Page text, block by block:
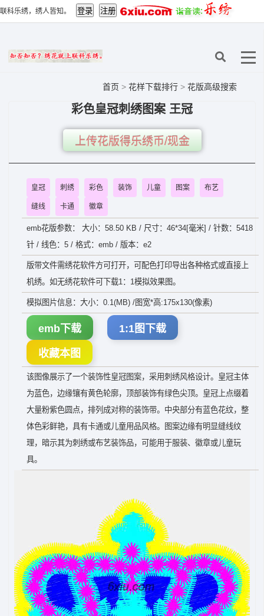
联科乐绣，绣人皆知。
首页 > 花样下载排行 > 花版高级搜索
彩色皇冠刺绣图案 王冠
上传花版得乐绣币/现金
皇冠 刺绣 彩色 装饰 儿童 图案 布艺
缝线 卡通 徽章
emb花版参数： 大小：58.50 KB / 尺寸：46*34[毫米] / 针数：5418
针 / 线色：5 / 格式：emb / 版本：e2
版带文件需绣花软件方可打开，可配色打印导出各种格式或直接上
机绣。如无绣花软件可下载1：1模拟效果图。
模拟图片信息：大小：0.1(MB) /图宽*高:175x130(像素)
emb下载 1:1图下载
收藏本图
该图像展示了一个装饰性皇冠图案，采用刺绣风格设计。皇冠主体
为蓝色，边缘镶有黄色轮廓，顶部装饰有绿色尖顶。皇冠上点缀着
大量粉紫色圆点，排列成对称的装饰带。中央部分有蓝色花纹，整
体色彩鲜艳，具有卡通或儿童用品风格。图案边缘有明显缝线纹
理，暗示其为刺绣或布艺装饰品，可能用于服装、徽章或儿童玩
具。